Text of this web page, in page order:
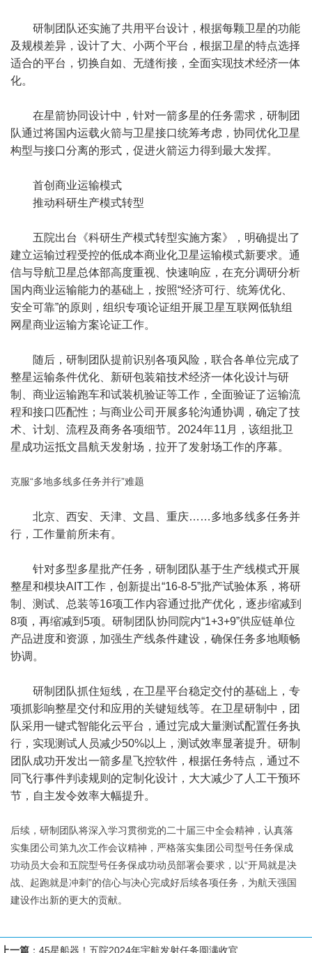
研制团队还实施了共用平台设计，根据每颗卫星的功能
及规模差异，设计了大、小两个平台，根据卫星的特点选择
适合的平台，切换自如、无缝衔接，全面实现技术经济一体
化。
在星箭协同设计中，针对一箭多星的任务需求，研制团
队通过将国内运载火箭与卫星接口统筹考虑，协同优化卫星
构型与接口分离的形式，促进火箭运力得到最大发挥。
首创商业运输模式
推动科研生产模式转型
五院出台《科研生产模式转型实施方案》，明确提出了
建立运输过程受控的低成本商业化卫星运输模式新要求。通
信与导航卫星总体部高度重视、快速响应，在充分调研分析
国内商业运输能力的基础上，按照“经济可行、统筹优化、
安全可靠”的原则，组织专项论证组开展卫星互联网低轨组
网星商业运输方案论证工作。
随后，研制团队提前识别各项风险，联合各单位完成了
整星运输条件优化、新研包装箱技术经济一体化设计与研
制、商业运输跑车和试装机验证等工作，全面验证了运输流
程和接口匹配性；与商业公司开展多轮沟通协调，确定了技
术、计划、流程及商务各项细节。2024年11月，该组批卫
星成功运抵文昌航天发射场，拉开了发射场工作的序幕。
克服“多地多线多任务并行”难题
北京、西安、天津、文昌、重庆……多地多线多任务并
行，工作量前所未有。
针对多型多星批产任务，研制团队基于生产线模式开展
整星和模块AIT工作，创新提出“16-8-5”批产试验体系，将研
制、测试、总装等16项工作内容通过批产优化，逐步缩减到
8项，再缩减到5项。研制团队协同院内“1+3+9”供应链单位
产品进度和资源，加强生产线条件建设，确保任务多地顺畅
协调。
研制团队抓住短线，在卫星平台稳定交付的基础上，专
项抓影响整星交付和应用的关键短线等。在卫星研制中，团
队采用一键式智能化云平台，通过完成大量测试配置任务执
行，实现测试人员减少50%以上，测试效率显著提升。研制
团队成功开发出一箭多星飞控软件，根据任务特点，通过不
同飞行事件判读规则的定制化设计，大大减少了人工干预环
节，自主发令效率大幅提升。
后续，研制团队将深入学习贯彻党的二十届三中全会精神，认真落
实集团公司第九次工作会议精神，严格落实集团公司型号任务保成
功动员大会和五院型号任务保成功动员部署会要求，以“开局就是决
战、起跑就是冲刺”的信心与决心完成好后续各项任务，为航天强国
建设作出新的更大的贡献。
上一篇 ： 45星船器！五院2024年宇航发射任务圆满收官